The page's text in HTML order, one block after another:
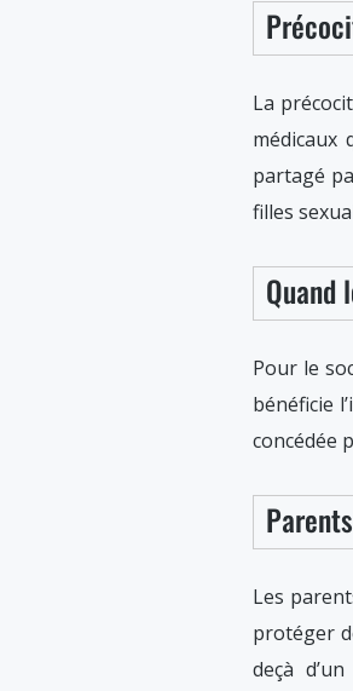
La
médicaux
partagé
filles
Quand
Pour le
bénéficie
concédée
Les
protéger
deçà